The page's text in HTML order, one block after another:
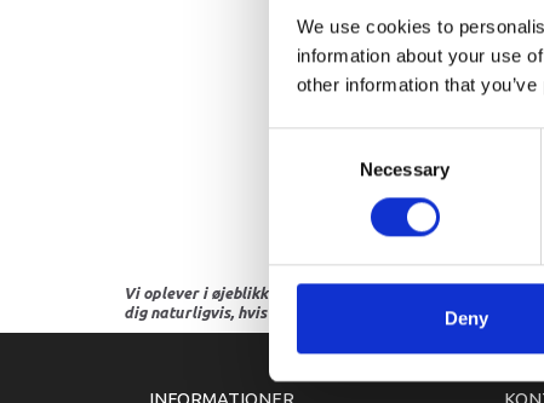
We use cookies to
information about your use
other information that
Necessary
Deny
Vi oplever i øjeblikket store og hyppige prisændringer i
dig naturligvis, hvis dette er tilfældet.
INFORMATIONER